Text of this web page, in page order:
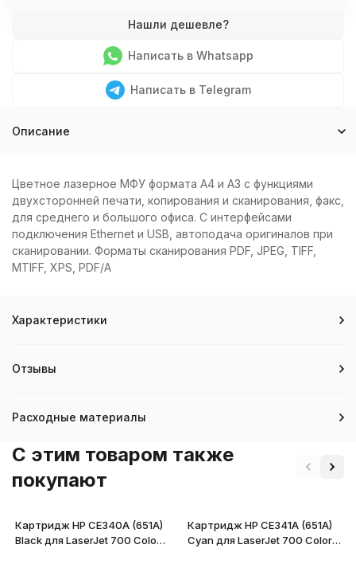
Написать в Whatsapp
Написать в Telegram
Описание
Цветное лазерное МФУ формата A4 и А3 с функциями
двухсторонней печати, копирования и сканирования, факс,
для среднего и большого офиса. С интерфейсами
подключения Ethernet и USB, автоподача оригиналов при
сканировании. Форматы сканирования PDF, JPEG, TIFF,
MTIFF, XPS, PDF/A
Характеристики
Отзывы
Расходные материалы
C этим товаром также
покупают
Картридж HP CE340A (651A)
Black для LaserJet 700 Color
Картридж HP CE341A (651A)
Cyan для LaserJet 700 Color